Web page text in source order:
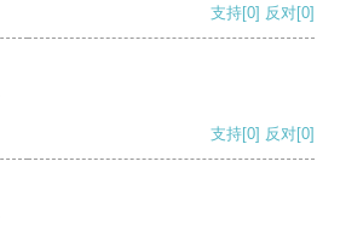
支持[0] 反对[0]
支持[0] 反对[0]